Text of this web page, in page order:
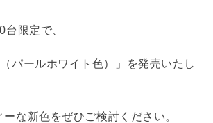
限定で、
パールホワイト色）」を発売いたし
な新色をぜひご検討ください。